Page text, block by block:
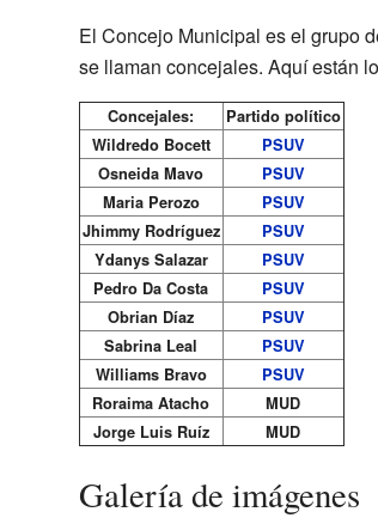
El Concejo Municipal es el grupo
se llaman concejales. Aquí están
Concejales:
Partido político
Wildredo Bocett
PSUV
Osneida Mavo
PSUV
Maria Perozo
PSUV
Jhimmy Rodríguez
PSUV
Ydanys Salazar
PSUV
Pedro Da Costa
PSUV
Obrian Díaz
PSUV
Sabrina Leal
PSUV
Williams Bravo
PSUV
Roraima Atacho
MUD
Jorge Luis Ruíz
MUD
Galería de imágenes